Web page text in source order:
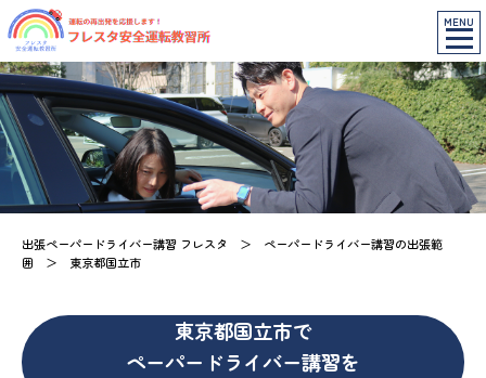
MENU
出張ペーパードライバー講習 フレスタ ＞ ペーパードライバー講習の出張範
囲 ＞ 東京都国立市
東京都国立市で
ペーパードライバー講習を